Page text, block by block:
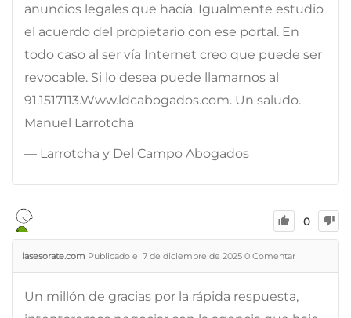
anuncios legales que hacía. Igualmente estudio
el acuerdo del propietario con ese portal. En
todo caso al ser vía Internet creo que puede ser
revocable. Si lo desea puede llamarnos al
91.1517113.Www.ldcabogados.com. Un saludo.
Manuel Larrotcha
— Larrotcha y Del Campo Abogados
0
iasesorate.com Publicado el 7 de diciembre de 2025 0 Comentar
Un millón de gracias por la rápida respuesta,